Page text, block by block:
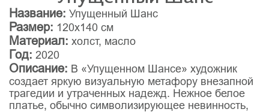
Название: Упущенный Шанс
Размер: 120x140 см
Материал: холст, масло
Год: 2020
Описание: В «Упущенном Шансе» художник
создает яркую визуальную метафору внезапной
трагедии и утраченных надежд. Нежное белое
платье, обычно символизирующее невинность,